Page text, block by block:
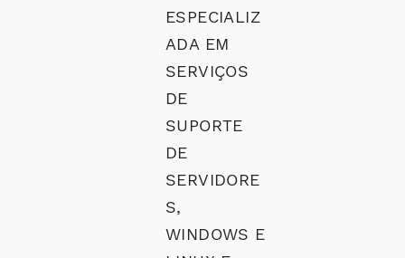
ESPECIALIZ
ADA EM
SERVIÇOS
DE
SUPORTE
DE
SERVIDORE
S,
WINDOWS E